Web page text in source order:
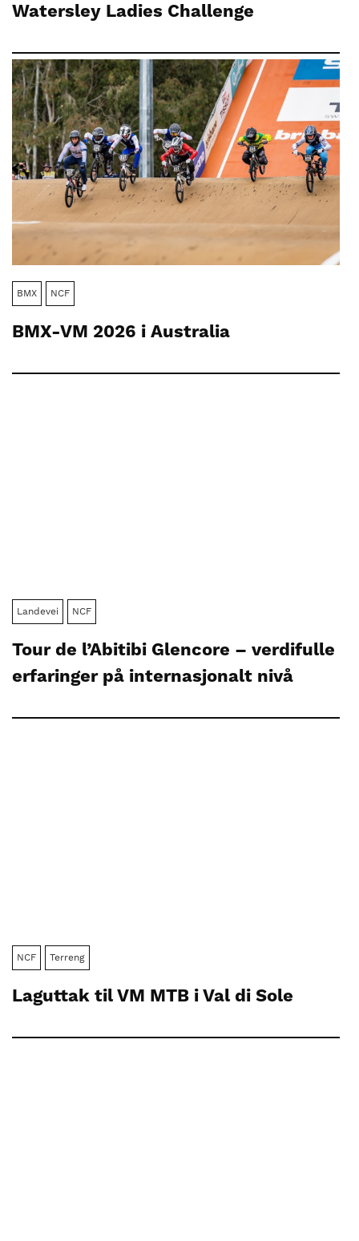
Watersley Ladies Challenge
BMX NCF
BMX-VM 2026 i Australia
Landevei NCF
Tour de l’Abitibi Glencore – verdifulle
erfaringer på internasjonalt nivå
NCF Terreng
Laguttak til VM MTB i Val di Sole